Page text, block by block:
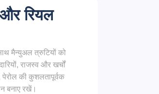
और रियल
मैन्युअल त्रुटियों को
राजस्व और खर्चों
पेरोल की कुशलतापूर्वक
बनाए रखें।